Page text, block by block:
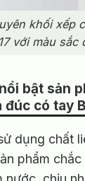
khối xếp
với màu sắc
bật sản
có tay
dụng chất
phẩm